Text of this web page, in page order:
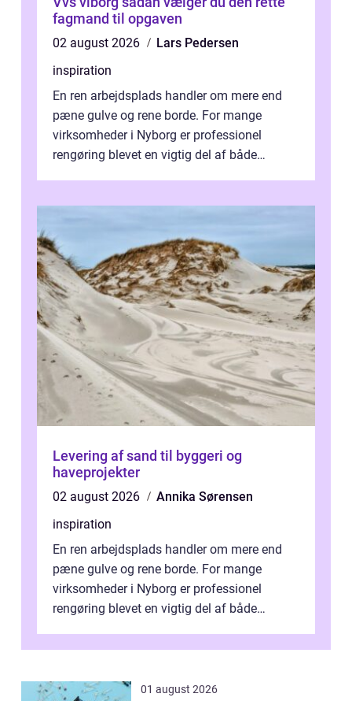
fagmand til opgaven
02 august 2026
Lars Pedersen
inspiration
En ren arbejdsplads handler om mere end
pæne gulve og rene borde. For mange
virksomheder i Nyborg er professionel
rengøring blevet en vigtig del af både
Levering af sand til byggeri og
haveprojekter
02 august 2026
Annika Sørensen
inspiration
En ren arbejdsplads handler om mere end
pæne gulve og rene borde. For mange
virksomheder i Nyborg er professionel
rengøring blevet en vigtig del af både
samlede ...
01 august 2026